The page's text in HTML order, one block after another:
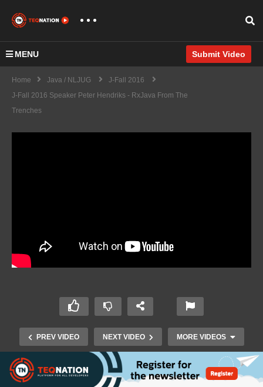
MENU Submit Video
Home Java / NLJUG
J-Fall 2016
J-Fall 2016 Speaker Peter Hendriks - RxJava From The
Trenches
PREV VIDEO NEXT VIDEO MORE VIDEOS